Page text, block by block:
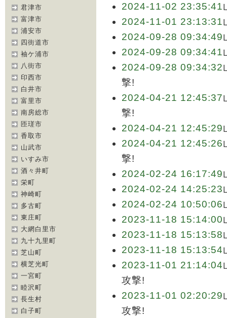
君津市
富津市
浦安市
四街道市
袖ケ浦市
八街市
印西市
白井市
富里市
南房総市
匝瑳市
香取市
山武市
いすみ市
酒々井町
栄町
神崎町
多古町
東庄町
大網白里市
九十九里町
芝山町
横芝光町
一宮町
睦沢町
長生村
白子町
2024-11-02 23:35:41
2024-11-01 23:13:31
2024-09-28 09:34:49
2024-09-28 09:34:41
2024-09-28 09:34:32
撃!
2024-04-21 12:45:37
撃!
2024-04-21 12:45:29
2024-04-21 12:45:26
撃!
2024-02-24 16:17:49
2024-02-24 14:25:23
2024-02-24 10:50:06
2023-11-18 15:14:00
2023-11-18 15:13:58
2023-11-18 15:13:54
2023-11-01 21:14:04
攻撃!
2023-11-01 02:20:29
攻撃!